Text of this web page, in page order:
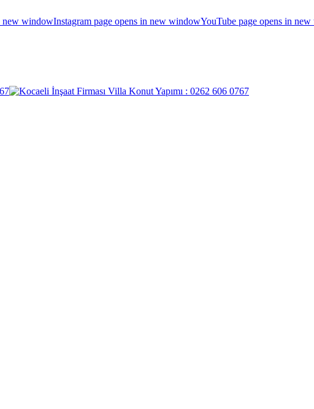
new windowInstagram page opens in new windowYouTube page opens in